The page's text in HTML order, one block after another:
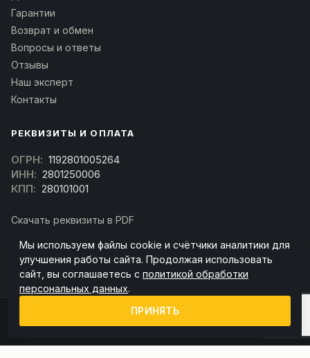
Гарантии
Возврат и обмен
Вопросы и ответы
Отзывы
Наш эксперт
Контакты
РЕКВИЗИТЫ И ОПЛАТА
ОГРН: 1192801005264
ИНН: 2801250006
КПП: 280101001
Скачать реквизиты в PDF
(Скачать договор)
Мы используем файлы cookie и счётчики аналитики для
улучшения работы сайта. Продолжая использовать
сайт, вы соглашаетесь с политикой обработки
персональных данных.
ПРИНЯТЬ